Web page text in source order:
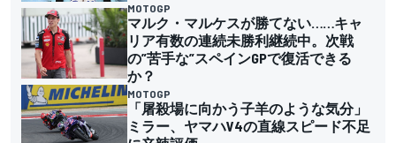
MOTOGP
マルク・マルケスが勝てない……キャ
リア有数の連続未勝利継続中。次戦
の”苦手な”スペインGPで復活できる
か？
MOTOGP
「屠殺場に向かう子羊のような気分」
ミラー、ヤマハV4の直線スピード不足